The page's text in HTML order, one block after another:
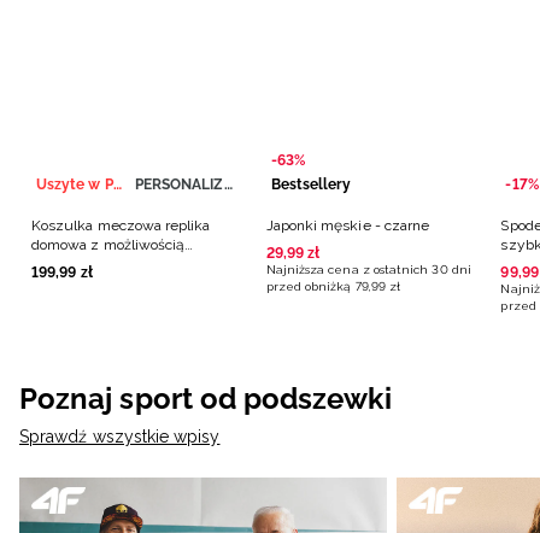
Uszyte w Polsce PERSONALIZACJA
Koszulka meczowa replika
domowa z możliwością
personalizacji męska 4F x
Polska Siatkówka - biała
199,99 zł
-63%
Bestsellery
Japonki męskie - czarne
29,99 zł
Najniższa cena z ostatnich 30 dni
przed obniżką 79,99 zł
-17%
99,99
przed
Poznaj sport od podszewki
Sprawdź wszystkie wpisy